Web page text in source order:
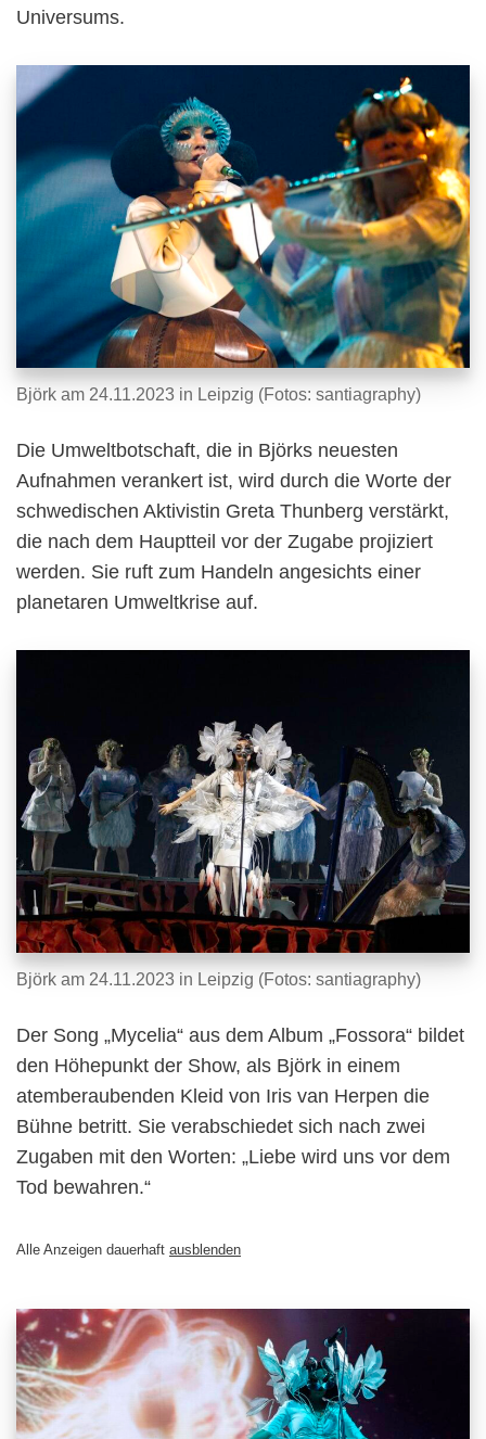
Universums.
Björk am 24.11.2023 in Leipzig (Fotos: santiagraphy)
Die Umweltbotschaft, die in Björks neuesten
Aufnahmen verankert ist, wird durch die Worte der
schwedischen Aktivistin Greta Thunberg verstärkt,
die nach dem Hauptteil vor der Zugabe projiziert
werden. Sie ruft zum Handeln angesichts einer
planetaren Umweltkrise auf.
Björk am 24.11.2023 in Leipzig (Fotos: santiagraphy)
Der Song „Mycelia“ aus dem Album „Fossora“ bildet
den Höhepunkt der Show, als Björk in einem
atemberaubenden Kleid von Iris van Herpen die
Bühne betritt. Sie verabschiedet sich nach zwei
Zugaben mit den Worten: „Liebe wird uns vor dem
Tod bewahren.“
Alle Anzeigen dauerhaft ausblenden